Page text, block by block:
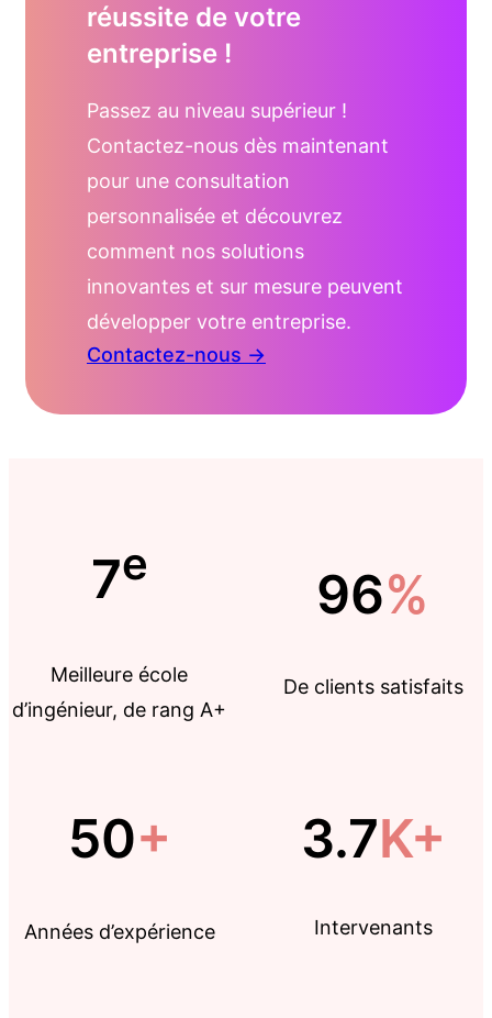
réussite de votre
entreprise !
Passez au niveau supérieur !
Contactez-nous dès maintenant
pour une consultation
personnalisée et découvrez
comment nos solutions
innovantes et sur mesure peuvent
développer votre entreprise.
Contactez-nous →
7e
Meilleure école
d’ingénieur, de rang A+
96%
De clients satisfaits
50+
Années d’expérience
3.7K+
Intervenants